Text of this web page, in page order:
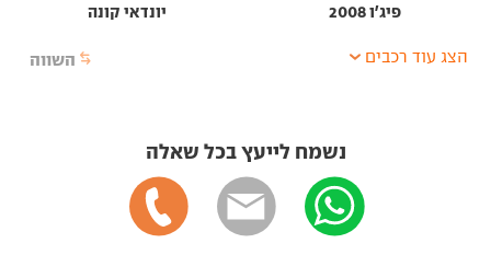
פיג'ו 2008 יונדאי קונה
השווה הצג עוד רכבים
נשמח לייעץ בכל שאלה